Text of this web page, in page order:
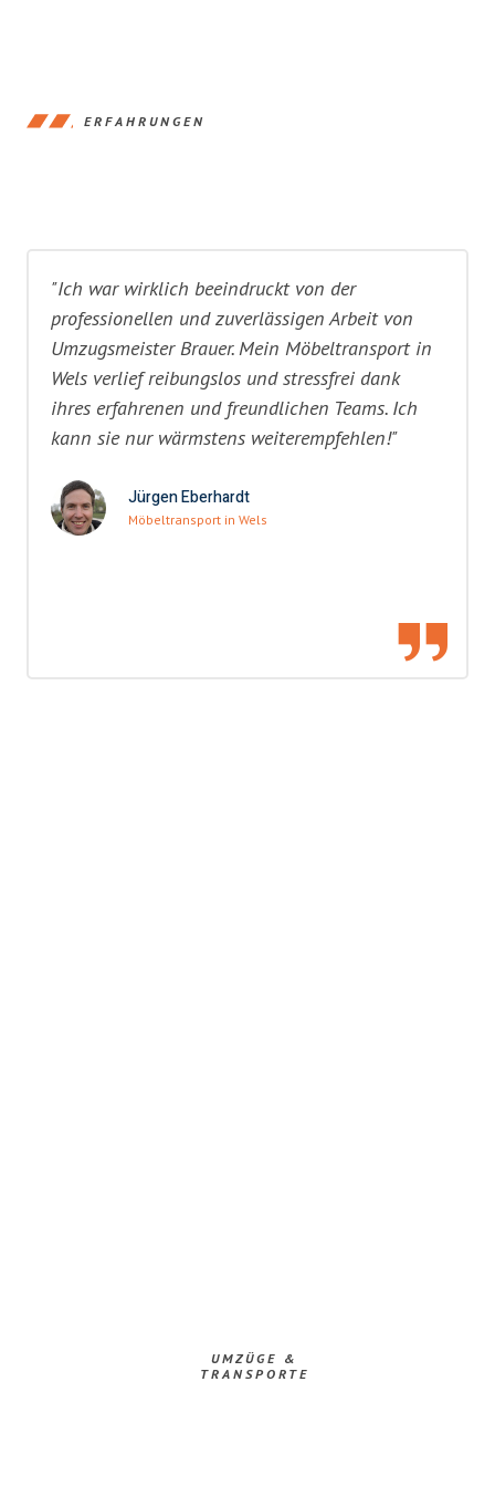
ERFAHRUNGEN
"Ich war wirklich beeindruckt von der
professionellen und zuverlässigen Arbeit von
Umzugsmeister Brauer. Mein Möbeltransport in
Wels verlief reibungslos und stressfrei dank
ihres erfahrenen und freundlichen Teams. Ich
kann sie nur wärmstens weiterempfehlen!"
Jürgen Eberhardt
Möbeltransport in Wels
UMZÜGE &
TRANSPORTE